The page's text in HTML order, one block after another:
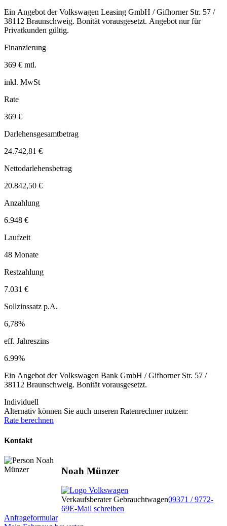
Ein Angebot der Volkswagen Leasing GmbH / Gifhorner Str. 57 /
38112 Braunschweig. Bonität vorausgesetzt. Angebot nur für
Privatkunden gültig.
Finanzierung
369 € mtl.
inkl. MwSt
Rate
369 €
Darlehensgesamtbetrag
24.742,81 €
Nettodarlehensbetrag
20.842,50 €
Anzahlung
6.948 €
Laufzeit
48 Monate
Restzahlung
7.031 €
Sollzinssatz p.A.
6,78%
eff. Jahreszins
6.99%
Ein Angebot der Volkswagen Bank GmbH / Gifhorner Str. 57 /
38112 Braunschweig. Bonität vorausgesetzt.
Individuell
Alternativ können Sie auch unseren Ratenrechner nutzen:
Rate berechnen
Kontakt
Noah Münzer
Verkaufsberater Gebrauchtwagen09371 / 9772-
69E-Mail schreiben
Anfrageformular